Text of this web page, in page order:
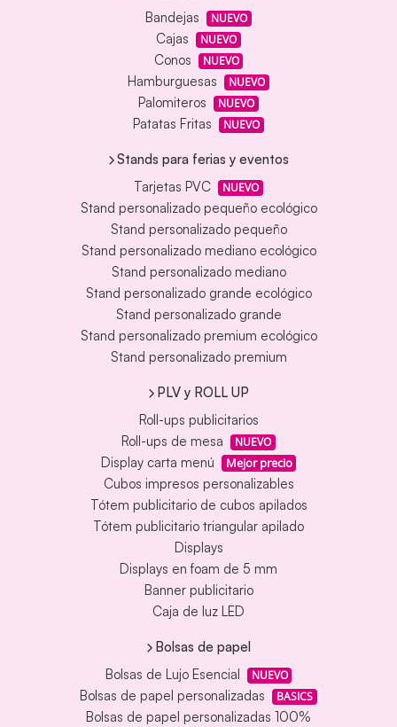
Bandejas
NUEVO
Cajas NUEVO
Conos NUEVO
Hamburguesas NUEVO
Palomiteros NUEVO
Patatas Fritas NUEVO
Stands para ferias y eventos
Tarjetas PVC
NUEVO
Stand personalizado pequeño ecológico
Stand personalizado pequeño
Stand personalizado mediano ecológico
Stand personalizado mediano
Stand personalizado grande ecológico
Stand personalizado grande
Stand personalizado premium ecológico
Stand personalizado premium
PLV y ROLL UP
Roll-ups publicitarios
Roll-ups de mesa
NUEVO
Display carta menú Mejor precio
Cubos impresos personalizables
Tótem publicitario de cubos apilados
Tótem publicitario triangular apilado
Displays
Displays en foam de 5 mm
Banner publicitario
Caja de luz LED
Bolsas de papel
Bolsas de Lujo Esencial
NUEVO
Bolsas de papel personalizadas BASICS
Bolsas de papel personalizadas 100%